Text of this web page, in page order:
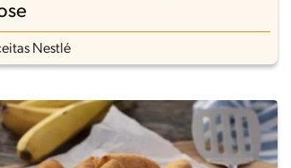
Nestlé